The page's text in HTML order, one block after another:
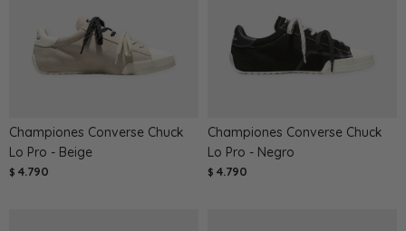
Championes Converse Chuck
Lo Pro - Beige
$ 4.790
Championes Converse Chuck
Lo Pro - Negro
$ 4.790